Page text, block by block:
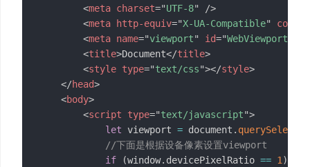
<meta charset="UTF-8"
/>
<meta http-equiv="X-UA-Compatible"
<meta name="viewport" id="WebViewport
<title>Document</title>
<style type="text/css"></style>
</head>
<body>
<script type="text/javascript">
let viewport = document . querySelector
//下面是根据设备像素设置viewport
if
(window. devicePixelRatio == 1)